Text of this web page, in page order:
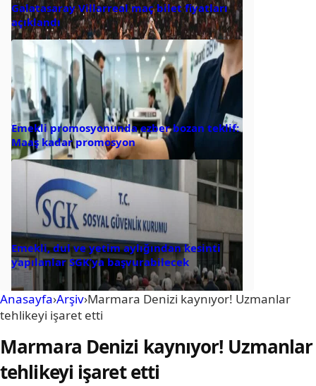
Galatasaray Villarreal maç bilet fiyatları
açıklandı
Emekli promosyonunda ezber bozan teklif:
Maaş kadar promosyon
Emekli, dul ve yetim aylığından kesinti
yapılanlar SGK’ya başvurabilecek
Anasayfa›Arşiv›Marmara Denizi kaynıyor! Uzmanlar
tehlikeyi işaret etti
Marmara Denizi kaynıyor! Uzmanlar
tehlikeyi işaret etti